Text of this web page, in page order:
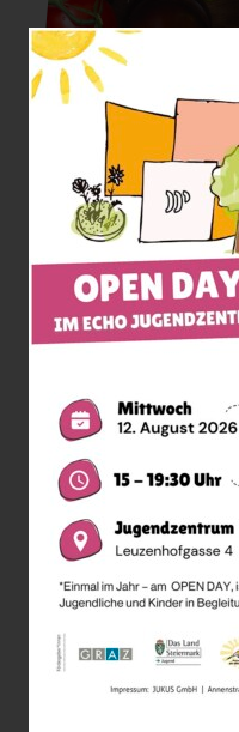
Pro Aktiv –